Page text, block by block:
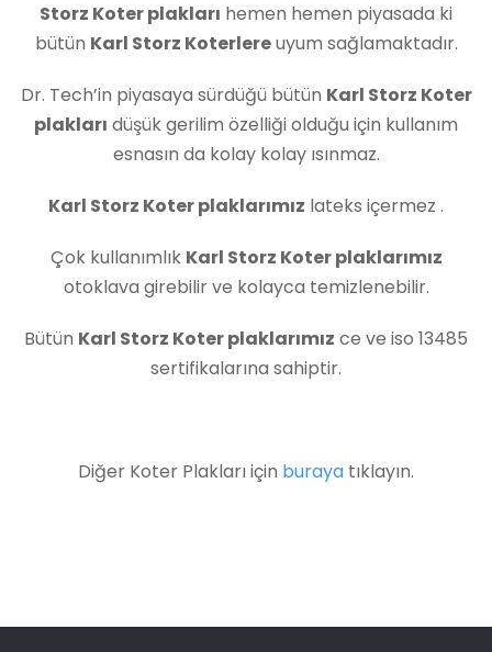
Storz Koter plakları hemen hemen piyasada ki
bütün Karl Storz Koterlereuyum sağlamaktadır.
Dr. Tech’in piyasaya sürdüğü bütün Karl Storz Koter
plakları düşük gerilim özelliği olduğu için kullanım
esnasın da kolay kolay ısınmaz.
Karl Storz Koter plaklarımız lateks içermez .
Çok kullanımlık Karl Storz Koter plaklarımız
otoklava girebilir ve kolayca temizlenebilir.
Bütün Karl Storz Koter plaklarımız ce ve iso 13485
sertifikalarına sahiptir.
Diğer Koter Plakları için buraya tıklayın.